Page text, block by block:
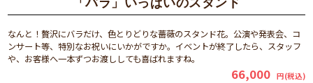
なんと！贅沢にバラだけ、色とりどりな薔薇のスタンド花。公演や発表会、コ
ンサート等、特別なお祝いにいかがですか。イベントが終了したら、スタッフ
や、お客様へ一本ずつお渡ししても喜ばれますね。
66,000 円(税込)